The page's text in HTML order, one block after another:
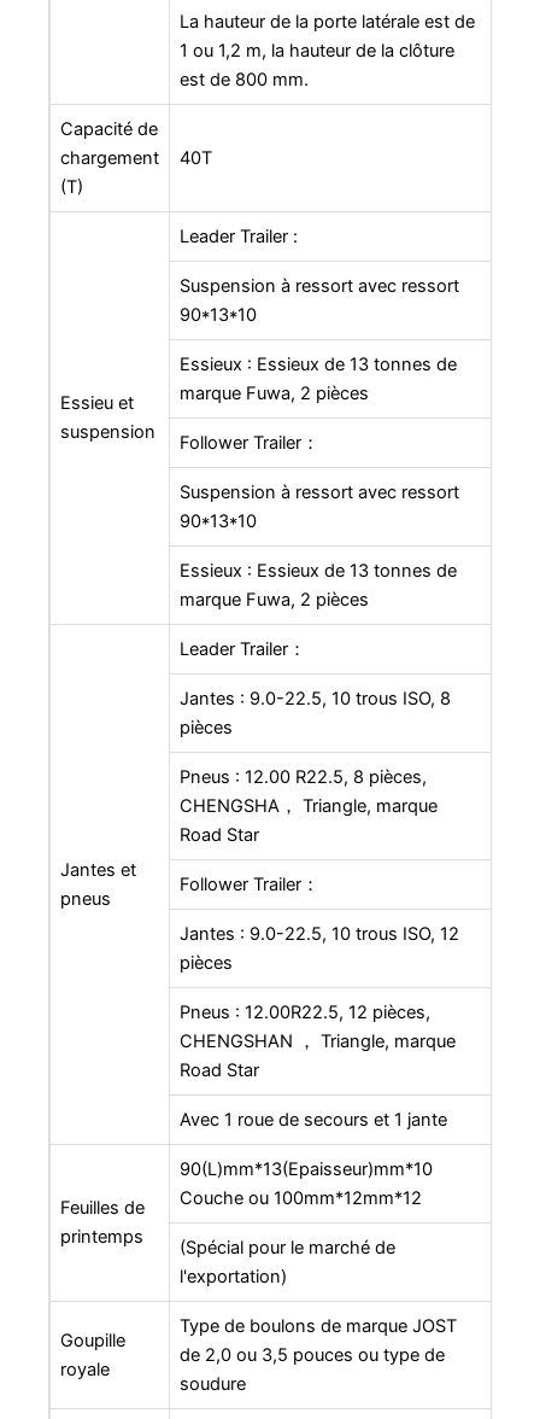
La hauteur de la porte latérale est de
1 ou 1,2 m, la hauteur de la clôture
est de 800 mm.
Capacité de
chargement
(T)
40T
Essieu et
suspension
Leader Trailer :
Suspension à ressort avec ressort
90*13*10
Essieux : Essieux de 13 tonnes de
marque Fuwa, 2 pièces
Follower Trailer：
Suspension à ressort avec ressort
90*13*10
Essieux : Essieux de 13 tonnes de
marque Fuwa, 2 pièces
Jantes et
pneus
Leader Trailer：
Jantes : 9.0-22.5, 10 trous ISO, 8
pièces
Pneus : 12.00 R22.5, 8 pièces,
CHENGSHA， Triangle, marque
Road Star
Follower Trailer：
Jantes : 9.0-22.5, 10 trous ISO, 12
pièces
Pneus : 12.00R22.5, 12 pièces,
CHENGSHAN ， Triangle, marque
Road Star
Avec 1 roue de secours et 1 jante
Feuilles de
printemps
90(L)mm*13(Epaisseur)mm*10
Couche ou 100mm*12mm*12
(Spécial pour le marché de
l'exportation)
Goupille
royale
Type de boulons de marque JOST
de 2,0 ou 3,5 pouces ou type de
soudure